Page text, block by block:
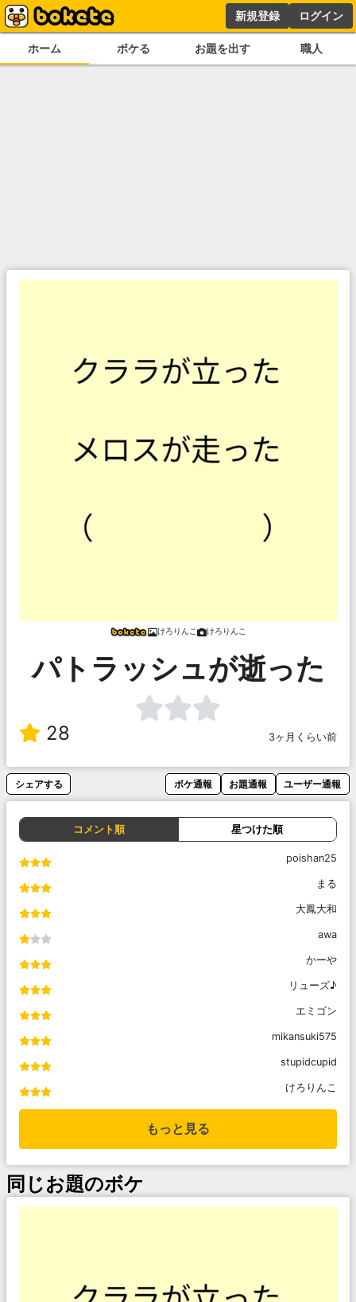
新規登録 ログイン
ホーム ボケる お題を出す 職人
けろりんこ けろりんこ
パトラッシュが逝った
28 3ヶ月くらい前
シェアする ボケ通報 お題通報 ユーザー通報
コメント順 星つけた順
poishan25
まる
大鳳大和
awa
かーや
リューズ♪
エミゴン
mikansuki575
stupidcupid
けろりんこ
もっと見る
同じお題のボケ